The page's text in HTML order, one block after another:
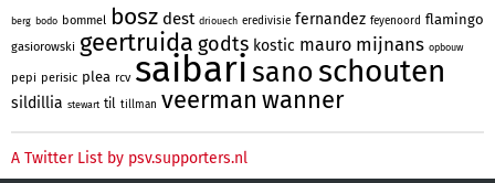
berg bodo bommel bosz dest driouech eredivisie fernandez feyenoord flamingo
gasiorowski geertruida godts kostic mauro mijnans opbouw
pepi perisic plea rcv saibari sano schouten
sildillia stewart til tillman veerman wanner
A Twitter List by psv.supporters.nl